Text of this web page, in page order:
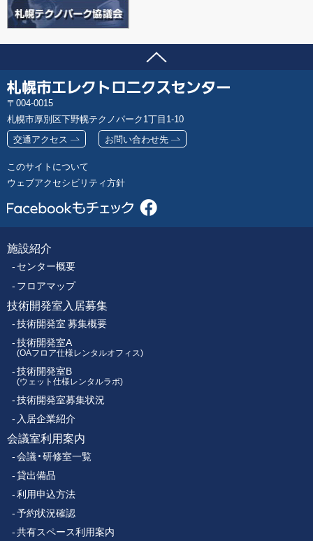
ページの先頭へ
問い合わせ先
郵
便
番
号
004-0015
札幌市厚別区下野幌テクノパーク1丁目1-10
交通アクセス
お問い合わせ先
このサイトについて
ウェブアクセシビリティ方針
フ
ッ
タ
ー
メ
ニ
ュ
ー
施設紹介
センター概要
フロアマップ
技術開発室入居募集
技術開発室 募集概要
技術開発室A
(OAフロア仕様レンタルオフィス)
技術開発室B
(ウェット仕様レンタルラボ)
技術開発室募集状況
入居企業紹介
会議室利用案内
会議・研修室一覧
貸出備品
利用申込方法
予約状況確認
共有スペース利用案内